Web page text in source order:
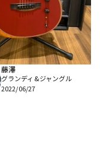
藤澤
グランディ&ジャングル
2022/06/27